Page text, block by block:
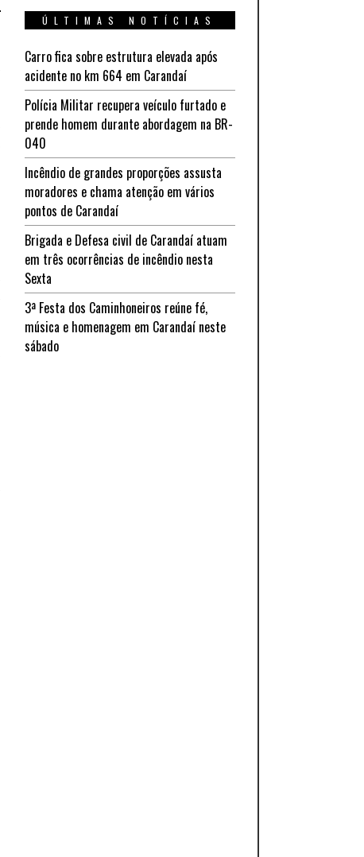
ÚLTIMAS NOTÍCIAS
Carro fica sobre estrutura elevada após
acidente no km 664 em Carandaí
Polícia Militar recupera veículo furtado e
prende homem durante abordagem na BR-
040
Incêndio de grandes proporções assusta
moradores e chama atenção em vários
pontos de Carandaí
Brigada e Defesa civil de Carandaí atuam
em três ocorrências de incêndio nesta
Sexta
3ª Festa dos Caminhoneiros reúne fé,
música e homenagem em Carandaí neste
sábado